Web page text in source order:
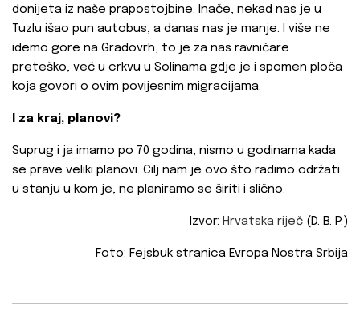
donijeta iz naše prapostojbine. Inače, nekad nas je u
Tuzlu išao pun autobus, a danas nas je manje. I više ne
idemo gore na Gradovrh, to je za nas ravničare
preteško, već u crkvu u Solinama gdje je i spomen ploča
koja govori o ovim povijesnim migracijama.
I za kraj, planovi?
Suprug i ja imamo po 70 godina, nismo u godinama kada
se prave veliki planovi. Cilj nam je ovo što radimo održati
u stanju u kom je, ne planiramo se širiti i slično.
Izvor: Hrvatska riječ (D. B. P.)
Foto: Fejsbuk stranica Evropa Nostra Srbija